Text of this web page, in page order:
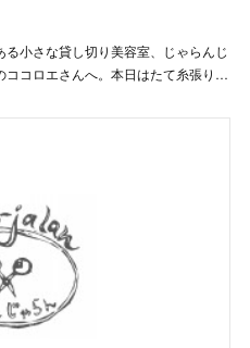
小さな貸し切り美容室、じゃらんじ
ココロエさんへ。本日はたて糸張り…